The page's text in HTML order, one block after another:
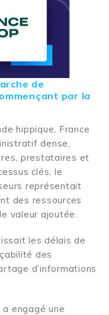
de
par la
hippique, France
dense,
prestataires et
clés, le
représentait
des ressources
valeur ajoutée.
les délais de
des
d’informations
engagé une